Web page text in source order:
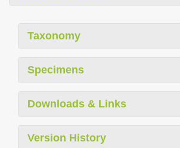
Taxonomy
Specimens
Downloads & Links
Version History